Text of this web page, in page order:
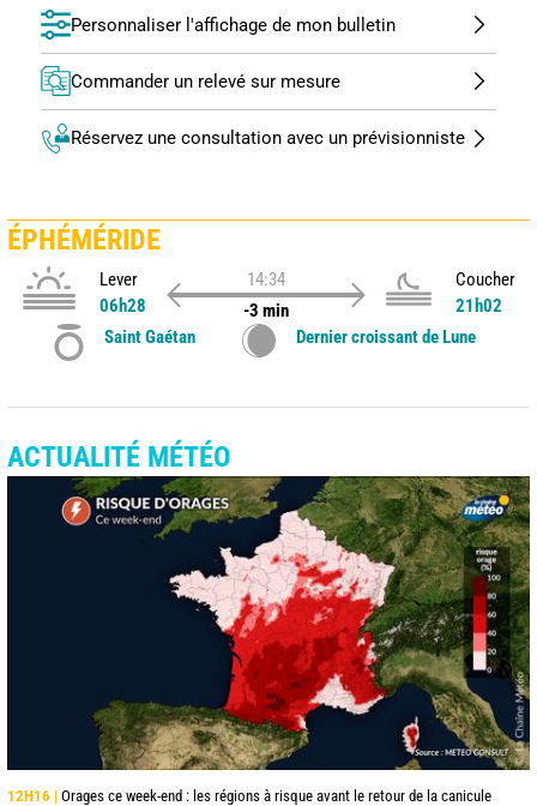
Personnaliser l'affichage de mon bulletin
Commander un relevé sur mesure
Réservez une consultation avec un prévisionniste
ÉPHÉMÉRIDE
Lever
06h28
14:34
-3 min
Coucher
21h02
Saint Gaétan
Dernier croissant de Lune
ACTUALITÉ MÉTÉO
12H16 | Orages ce week-end : les régions à risque avant le retour de la canicule